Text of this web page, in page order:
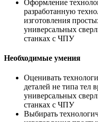
Оформление
разработанную
изготовления
универсальных
станках с ЧПУ
Необходимые умения
Оценивать
деталей не типа тел
универсальных
станках с ЧПУ
Выбирать